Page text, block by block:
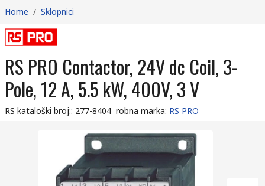
Home / Sklopnici
RS PRO Contactor, 24V dc Coil, 3-
Pole, 12 A, 5.5 kW, 400V, 3 V
RS kataloški broj:: 277-8404 robna marka: RS PRO